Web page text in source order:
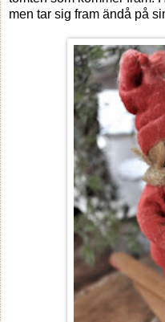
men tar sig fram ändå på